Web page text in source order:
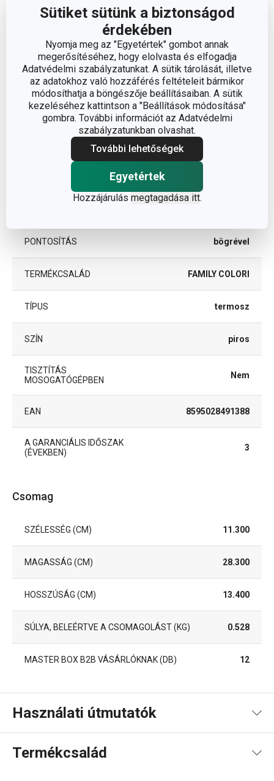
Sütiket sütünk a biztonságod
érdekében
Nyomja meg az "Egyetértek" gombot annak
megerősítéséhez, hogy elolvasta és elfogadja
Adatvédelmi szabályzatunkat. A sütik tárolását, illetve
az adatokhoz való hozzáférés feltételeit bármikor
módosíthatja a böngészője beállításaiban. A sütik
kezeléséhez kattintson a "Beállítások módosítása"
gombra. További információt az Adatvédelmi
szabályzatunkban olvashat.
További lehetőségek
Egyetértek
Hozzájárulás megtagadása itt.
TÉRFOGAT (L) 0.75
A TERMÉK HOSSZA (CM)
ÁTMÉRŐ (CM)
Egyéb paraméterek
műanyag, szilikon,
PONTOSÍTÁS bögrével
TERMÉKCSALÁD FAMILY COLORI
TÍPUS termosz
SZÍN piros
TISZTÍTÁS
MOSOGATÓGÉPBEN
Nem
EAN 8595028491388
A GARANCIÁLIS IDŐSZAK
(ÉVEKBEN)
3
Csomag
SZÉLESSÉG (CM) 11.300
MAGASSÁG (CM) 28.300
HOSSZÚSÁG (CM) 13.400
SÚLYA, BELEÉRTVE A CSOMAGOLÁST (KG) 0.528
MASTER BOX B2B VÁSÁRLÓKNAK (DB) 12
Használati útmutatók
Használati útmutató és biztonsági információk
Termékcsalád